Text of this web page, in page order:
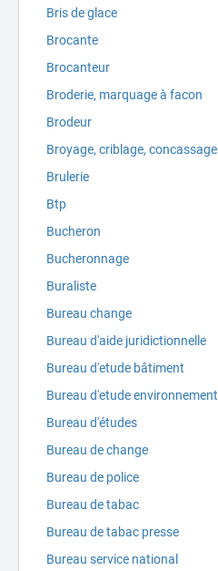
Bris de glace
Brocante
Brocanteur
Broderie, marquage à facon
Brodeur
Broyage, criblage, concassage
Brulerie
Btp
Bucheron
Bucheronnage
Buraliste
Bureau change
Bureau d'aide juridictionnelle
Bureau d'etude bâtiment
Bureau d'etude environnement
Bureau d'études
Bureau de change
Bureau de police
Bureau de tabac
Bureau de tabac presse
Bureau service national